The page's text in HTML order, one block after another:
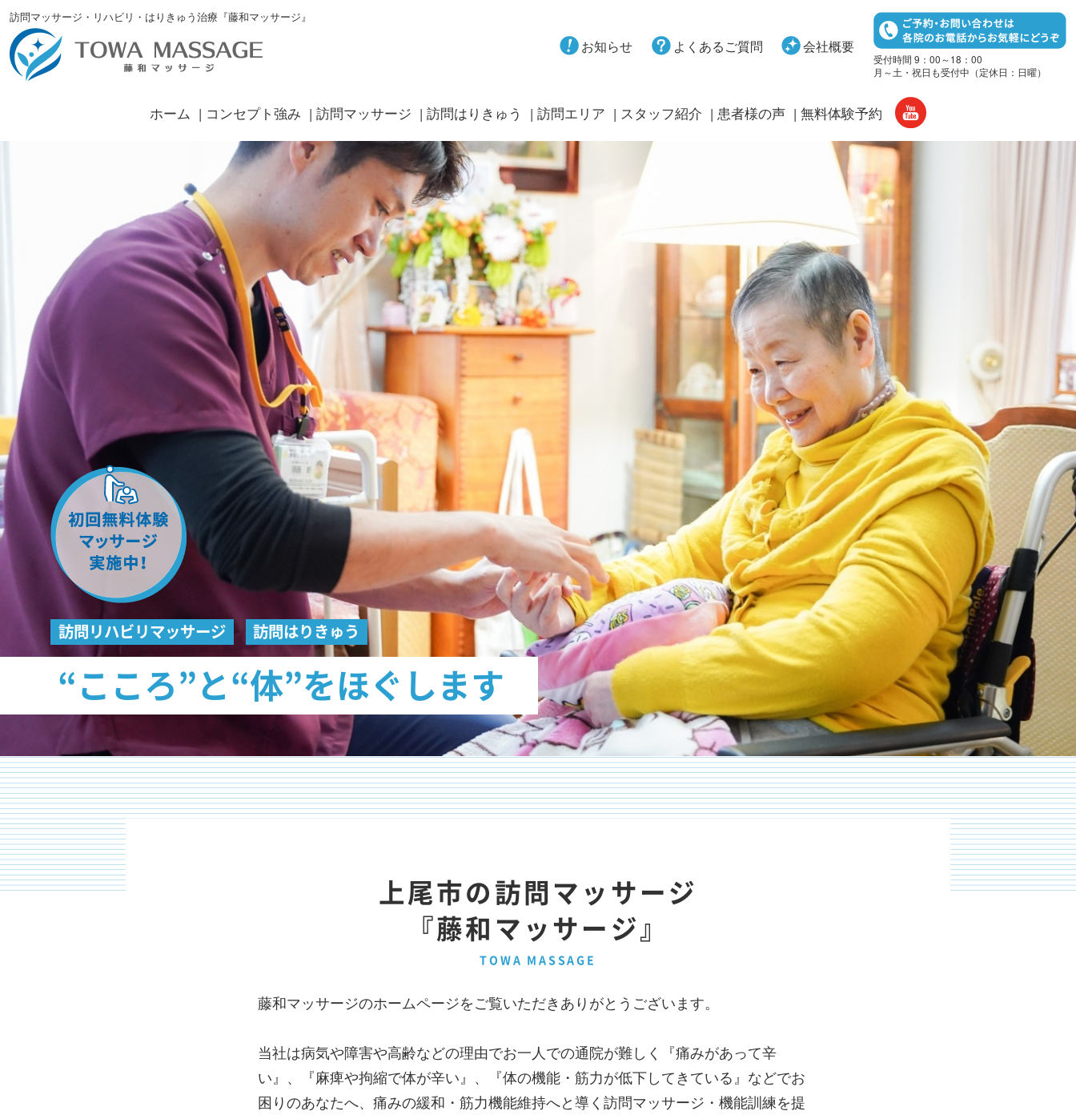
訪問マッサージ・リハビリ・はりきゅう治療『藤和マッサージ』
お知らせ よくあるご質問 会社概要
受付時間 9：00～18：00
月～土・祝日も受付中（定休日：日曜）
ホーム コンセプト強み 訪問マッサージ 訪問はりきゅう 訪問エリア スタッフ紹介 患者様の声 無料体験予約
訪問リハビリマッサージ 訪問はりきゅう
“こころ”と“体”をほぐします
上尾市の訪問マッサージ
『藤和マッサージ』
TOWA MASSAGE
藤和マッサージのホームページをご覧いただきありがとうございます。
当社は病気や障害や高齢などの理由でお一人での通院が難しく『痛みがあって辛
い』、『麻痺や拘縮で体が辛い』、『体の機能・筋力が低下してきている』などでお
困りのあなたへ、痛みの緩和・筋力機能維持へと導く訪問マッサージ・機能訓練を提